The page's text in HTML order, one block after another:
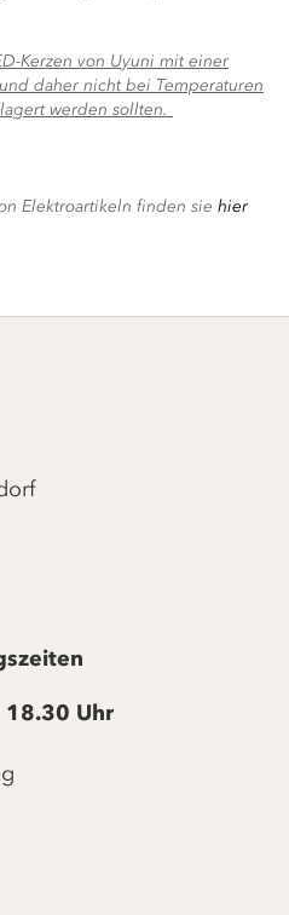
Kerzen von Uyuni mit einer
daher nicht bei Temperaturen
werden sollten.
Elektroartikeln finden sie hier
18.30 Uhr